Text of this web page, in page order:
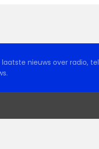
nieuws over radio,